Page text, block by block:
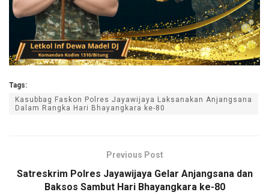
Tags:
Kasubbag Faskon Polres Jayawijaya Laksanakan Anjangsana
Dalam Rangka Hari Bhayangkara ke-80
Previous Post
Satreskrim Polres Jayawijaya Gelar Anjangsana dan
Baksos Sambut Hari Bhayangkara ke-80